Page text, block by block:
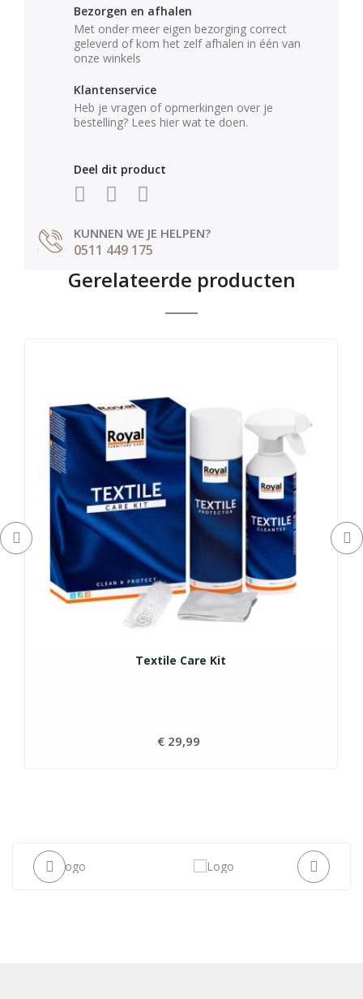
Bezorgen en afhalen
Met onder meer eigen bezorging correct
geleverd of kom het zelf afhalen in één van
onze winkels
Klantenservice
Heb je vragen of opmerkingen over je
bestelling? Lees hier wat te doen.
Deel dit product
KUNNEN WE JE HELPEN?
0511 449 175
Gerelateerde producten
Textile Care Kit
€ 29,99